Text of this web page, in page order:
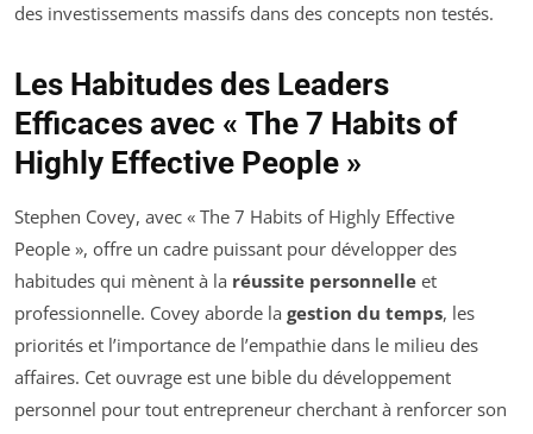
des investissements massifs dans des concepts non testés.
Les Habitudes des Leaders
Efficaces avec « The 7 Habits of
Highly Effective People »
Stephen Covey, avec « The 7 Habits of Highly Effective
People », offre un cadre puissant pour développer des
habitudes qui mènent à la réussite personnelle et
professionnelle. Covey aborde la gestion du temps, les
priorités et l’importance de l’empathie dans le milieu des
affaires. Cet ouvrage est une bible du développement
personnel pour tout entrepreneur cherchant à renforcer son